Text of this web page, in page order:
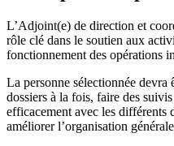
L’Adjoint(e) de direction et
rôle clé dans le soutien aux
fonctionnement des opérations
La personne sélectionnée devra
dossiers à la fois, faire des
efficacement avec les différents
améliorer l’organisation